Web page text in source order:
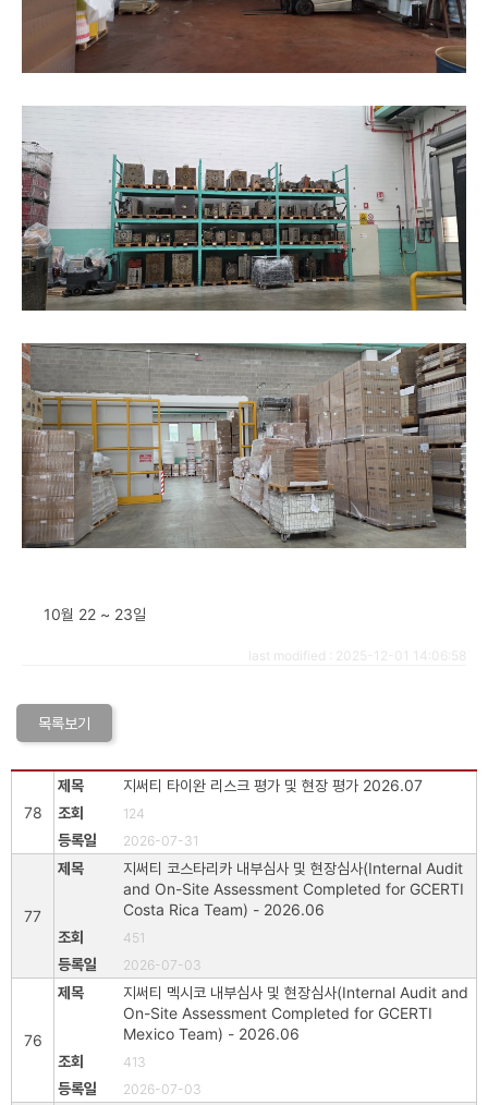
10월 22 ~ 23일
last modified : 2025-12-01 14:06:58
목록보기
78
지써티 타이완 리스크 평가 및 현장 평가 2026.07
124
2026-07-31
77
지써티 코스타리카 내부심사 및 현장심사(Internal Audit
and On-Site Assessment Completed for GCERTI
Costa Rica Team) - 2026.06
451
2026-07-03
76
지써티 멕시코 내부심사 및 현장심사(Internal Audit and
On-Site Assessment Completed for GCERTI
Mexico Team) - 2026.06
413
2026-07-03